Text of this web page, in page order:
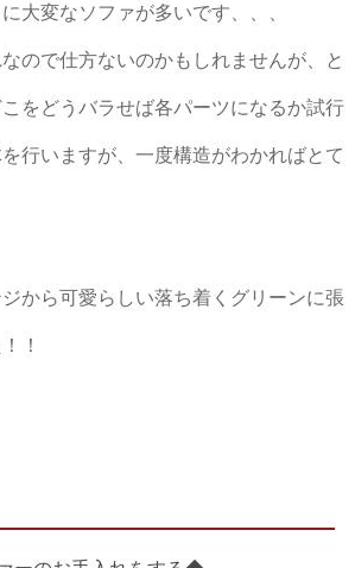
大変なソファが多いです、、、
ので仕方ないのかもしれませんが、と
をどうバラせば各パーツになるか試行
行いますが、一度構造がわかればとて
から可愛らしい落ち着くグリーンに張
！